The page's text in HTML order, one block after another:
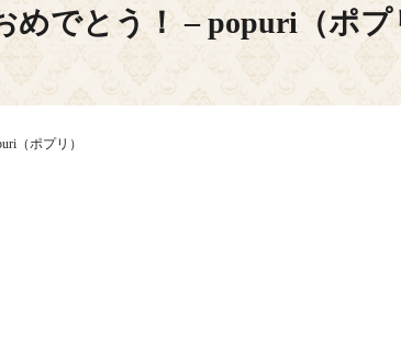
でとう！ – popuri（ポプ
（ポプリ）